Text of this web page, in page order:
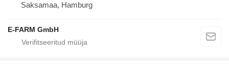
Saksamaa, Hamburg
E-FARM GmbH